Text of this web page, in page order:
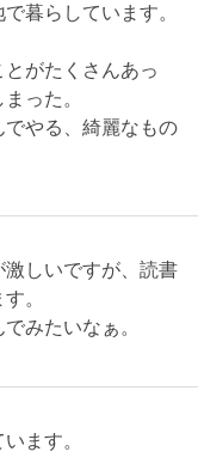
暮らしています。
がたくさんあっ
った。
でやる、綺麗なもの
しいですが、読書
。
みたいなぁ。
ます。